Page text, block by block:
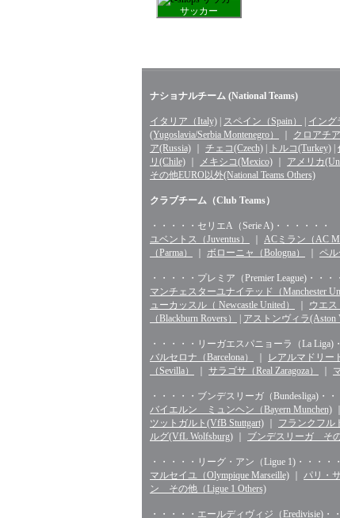
サッカー
ナショナルチーム (National Teams)
イタリア（Italy) スペイン（Spain） イング
(Yugoslavia/Serbia Montenegro）
クロアチ
ア(Russia)
チェコ(Czech) トルコ(Turkey)
リ(Chile)
メキシコ(Mexico) アメリカ
その他EURO以外(National Teams Others)
クラブチーム（Club Teams）
・・・・・セリエA（Serie A)・・・・・・
ユベントス（Juventus）
ACミラン（AC
（Parma）
ボローニャ（Bologna） ペル
・・・・・プレミア（Premier League)・・・
マンチェスターユナイテッド（Manchester
ューカッスル（ Newcastle United）
ウエス
（Blackburn Rovers）
アストンヴィラ(Aston
・・・・・リーガエスパニョーラ（La Liga)
バルセロナ（Barcelona）
レアルマドリー
（Sevilla）
サラゴサ（Real Zaragoza）
・・・・・ブンデスリーガ（Bundesliga)・・
バイエルン ミュンヘン（Bayern Munchen)
ツットガルト(VfB Stuttgart)
フランクフル
ルグ(VfL Wolfsburg)
ブンデスリーガ その
・・・・・リーグ・アン（Ligue 1)・・・・・
マルセイユ（Olympique Marseille)
パリ・
ン その他（Ligue 1 Others)
・・・・・エールディヴィジ（Eredivisie)・